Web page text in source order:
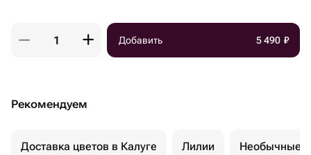
Добавить 5 490 ₽
Рекомендуем
Доставка цветов в Калуге Лилии Необычные